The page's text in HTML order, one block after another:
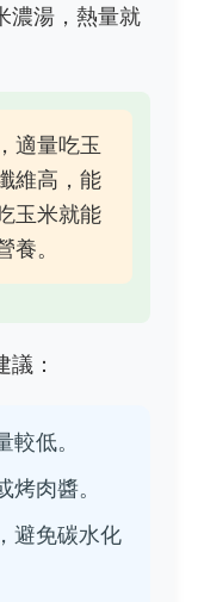
濃湯，熱量就
適量吃玉
維高，能
玉米就能
。
：
低。
肉醬。
避免碳水化